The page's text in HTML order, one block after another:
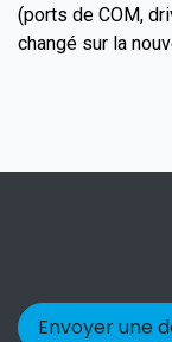
(ports de COM,
changé sur la
Envoyer une